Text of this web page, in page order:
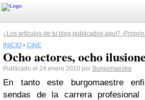
¿Los artículos de tu blog publicados aquí?
INICIO › CINE
Ocho actores, ocho
Publicado el 24 enero 2010 por Burgomaestre
En tanto este burgomaestre
sendas de la carrera profesional